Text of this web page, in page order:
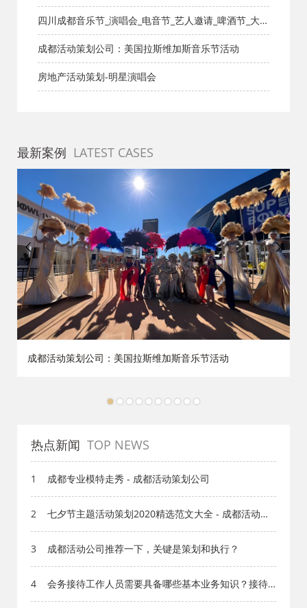
策划公司
四川成都音乐节_演唱会_电音节_艺人邀请_啤酒节_大型
演出_活动策划公司
成都活动策划公司：美国拉斯维加斯音乐节活动
房地产活动策划-明星演唱会
最新案例 LATEST CASES
成都活动策划公司：美国拉斯维加斯音乐节活动
5 10
热点新闻 TOP NEWS
1 成都专业模特走秀 - 成都活动策划公司
2
七夕节主题活动策划2020精选范文大全 - 成都活动策
3
成都活动公司推荐一下，关键是策划和执行？
4
会务接待工作人员需要具备哪些基本业务知识？接待